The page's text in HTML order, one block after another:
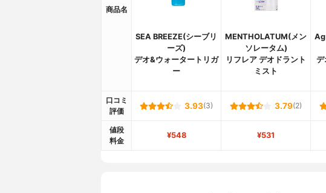
商品名
SEA BREEZE(シーブリ
ーズ)
デオ&ウォータートリガ
ー
MENTHOLATUM(メン
ソレータム)
リフレア デオドラント
ミスト
Ag
デ
口コミ
評価
3.93(3) 3.79(2)
値段
料金
¥548 ¥531